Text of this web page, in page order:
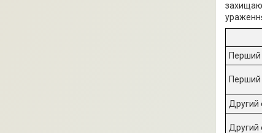
Перший
Перший
Другий
Другий